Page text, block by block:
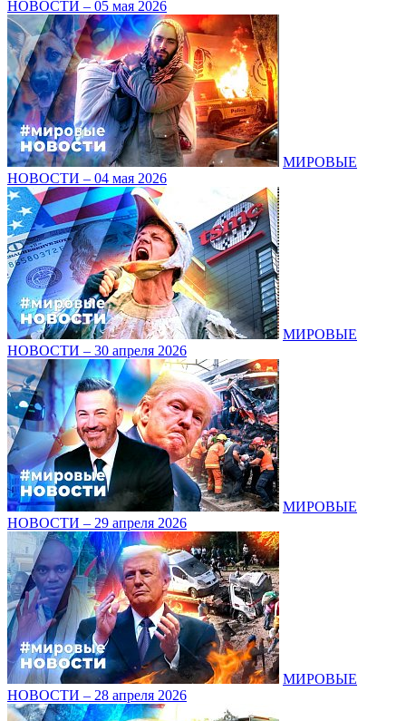
НОВОСТИ – 05 мая 2026
МИРОВЫЕ
НОВОСТИ – 04 мая 2026
МИРОВЫЕ
НОВОСТИ – 30 апреля 2026
МИРОВЫЕ
НОВОСТИ – 29 апреля 2026
МИРОВЫЕ
НОВОСТИ – 28 апреля 2026